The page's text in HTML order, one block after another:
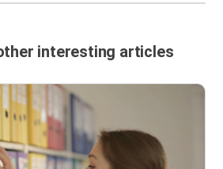
interesting articles